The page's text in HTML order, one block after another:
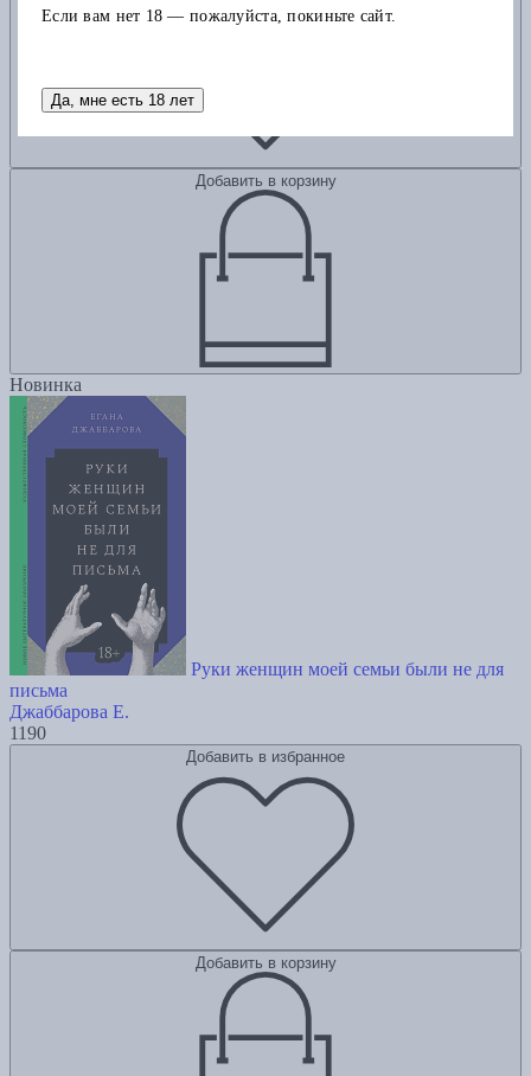
Добавить в корзину
Новинка
Руки женщин моей семьи были не для
письма
Джаббарова Е.
1190
Добавить в избранное
Добавить в корзину
Если вам нет 18 — пожалуйста, покиньте сайт.
Да, мне есть 18 лет